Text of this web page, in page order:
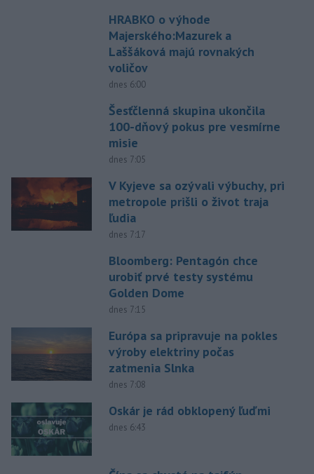
HRABKO o výhode
Majerského:Mazurek a
Laššáková majú rovnakých
voličov
dnes 6:00
Šesťčlenná skupina ukončila
100-dňový pokus pre vesmírne
misie
dnes 7:05
V Kyjeve sa ozývali výbuchy, pri
metropole prišli o život traja
ľudia
dnes 7:17
Bloomberg: Pentagón chce
urobiť prvé testy systému
Golden Dome
dnes 7:15
Európa sa pripravuje na pokles
výroby elektriny počas
zatmenia Slnka
dnes 7:08
Oskár je rád obklopený ľuďmi
dnes 6:43